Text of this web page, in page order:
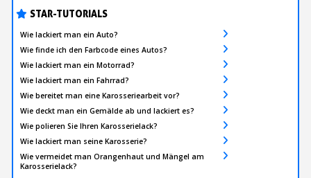
STAR-TUTORIALS
Wie lackiert man ein Auto?
Wie finde ich den Farbcode eines Autos?
Wie lackiert man ein Motorrad?
Wie lackiert man ein Fahrrad?
Wie bereitet man eine Karosseriearbeit vor?
Wie deckt man ein Gemälde ab und lackiert es?
Wie polieren Sie Ihren Karosserielack?
Wie lackiert man seine Karosserie?
Wie vermeidet man Orangenhaut und Mängel am
Karosserielack?